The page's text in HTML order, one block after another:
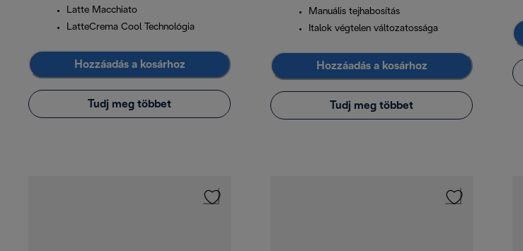
Latte Macchiato
LatteCrema Cool Technológia
Hozzáadás a kosárhoz
Tudj meg többet
Manuális tejhabosítás
Italok végtelen változatossága
Hozzáadás a kosárhoz
Tudj meg többet